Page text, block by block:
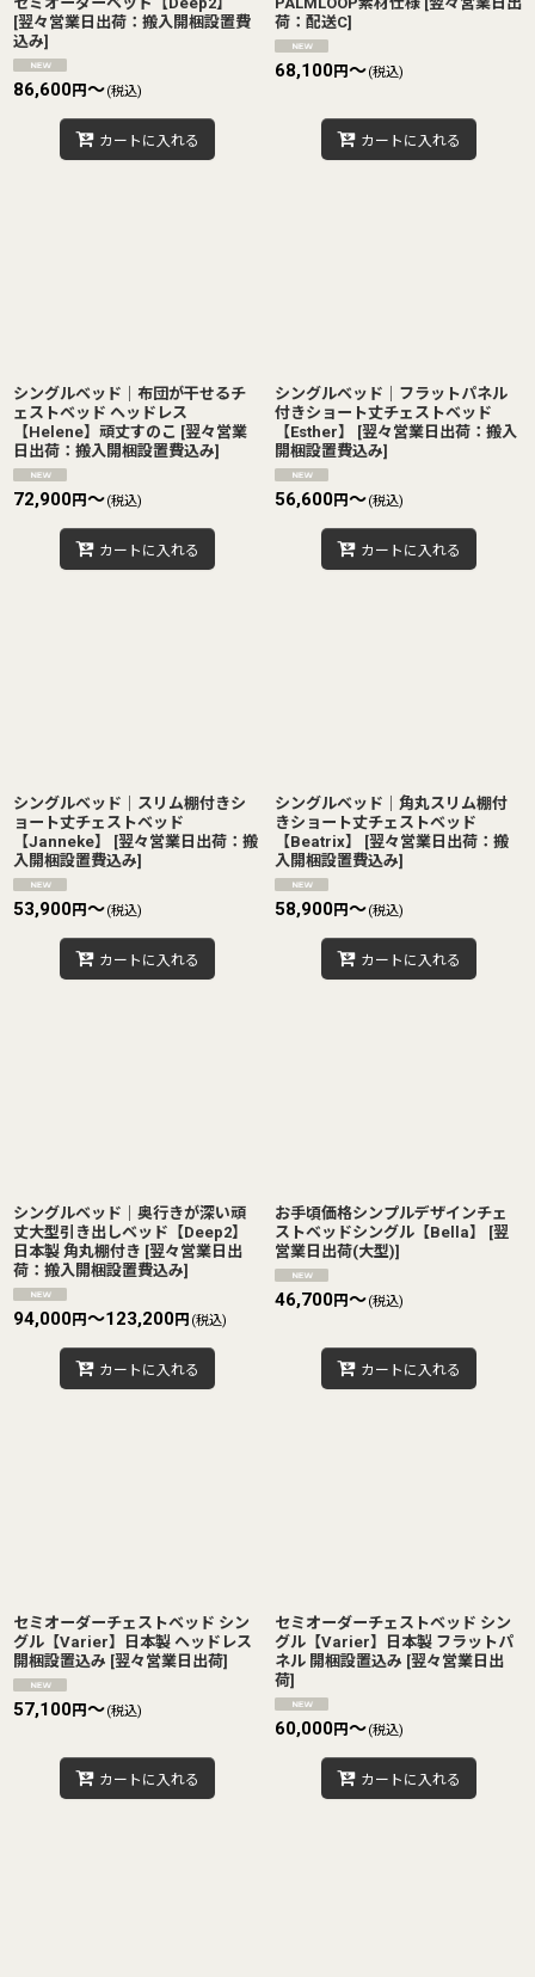
[翌々営業日出荷：搬入開梱設置費
込み]
86,600円～(税込)
カートに入れる
荷：配送C]
68,100円～(税込)
カートに入れる
シングルベッド｜布団が干せるチ
ェストベッド ヘッドレス
【Helene】頑丈すのこ [翌々営業
日出荷：搬入開梱設置費込み]
72,900円～(税込)
カートに入れる
シングルベッド｜フラットパネル
付きショート丈チェストベッド
【Esther】
[翌々営業日出荷：搬入
開梱設置費込み]
56,600円～(税込)
カートに入れる
シングルベッド｜スリム棚付きシ
ョート丈チェストベッド
【Janneke】
[翌々営業日出荷：搬
入開梱設置費込み]
53,900円～(税込)
カートに入れる
シングルベッド｜角丸スリム棚付
きショート丈チェストベッド
【Beatrix】
[翌々営業日出荷：搬
入開梱設置費込み]
58,900円～(税込)
カートに入れる
シングルベッド｜奥行きが深い頑
丈大型引き出しベッド【Deep2】
日本製 角丸棚付き [翌々営業日出
荷：搬入開梱設置費込み]
94,000円～123,200円 (税込)
カートに入れる
お手頃価格シンプルデザインチェ
ストベッドシングル【Bella】
[翌
営業日出荷(大型)]
46,700円～(税込)
カートに入れる
セミオーダーチェストベッド シン
グル【Varier】日本製 ヘッドレス
開梱設置込み [翌々営業日出荷]
57,100円～(税込)
カートに入れる
セミオーダーチェストベッド シン
グル【Varier】日本製 フラットパ
ネル 開梱設置込み [翌々営業日出
荷]
60,000円～(税込)
カートに入れる